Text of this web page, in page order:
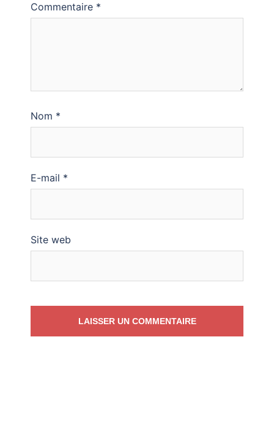
Commentaire *
Nom *
E-mail *
Site web